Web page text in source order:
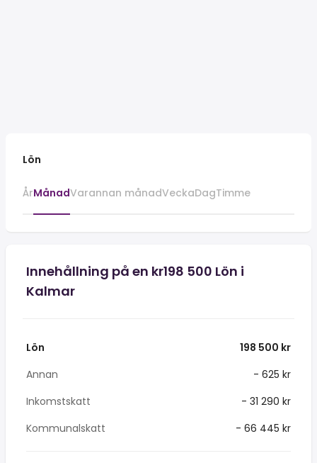
Lön
ÅrMånadVarannan månadVeckaDagTimme
Innehållning på en kr198 500 Lön i
Kalmar
Lön
198 500 kr
Annan
- 625 kr
Inkomstskatt
- 31 290 kr
Kommunalskatt
- 66 445 kr